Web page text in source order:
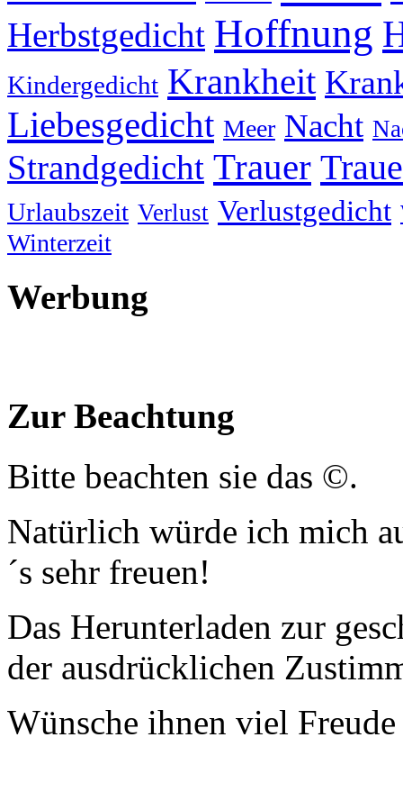
Herbstgedicht Hoffnung
Kindergedicht Krankheit
Liebesgedicht Meer Nacht
Strandgedicht Trauer
Urlaubszeit Verlust Verlustgedicht
Winterzeit
Werbung
Zur Beachtung
Bitte beachten sie das ©.
Natürlich würde ich mich
´s sehr freuen!
Das Herunterladen zur
der ausdrücklichen
Wünsche ihnen viel